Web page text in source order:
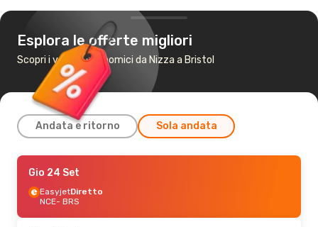
Esplora le offerte migliori
Scopri i voli più economici da Nizza a Bristol
Andata e ritorno Sola andata
Gio 24 Set
EasyjetDiretto
NCE- BRS
BRS- NCE
Gio 24 Set
EasyjetDiretto
NCE- BRS